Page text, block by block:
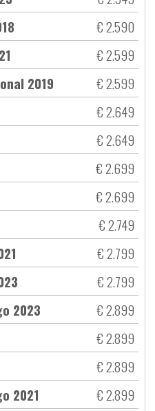
€ 2.590
€ 2.599
2019
€ 2.599
€ 2.649
€ 2.649
€ 2.699
€ 2.699
€ 2.749
€ 2.799
€ 2.799
2023
€ 2.899
€ 2.899
€ 2.899
2021
€ 2.899